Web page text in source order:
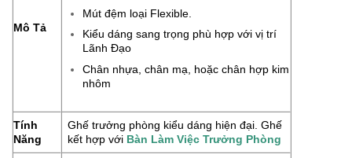
Mô Tả
Mút đệm loại Flexible.
Kiểu dáng sang trọng phù hợp với vị trí
Lãnh Đạo
Chân nhựa, chân mạ, hoặc chân hợp kim
nhôm
Tính
Năng
Ghế trưởng phòng kiểu dáng hiện đại. Ghế
kết hợp với Bàn Làm Việc Trưởng Phòng